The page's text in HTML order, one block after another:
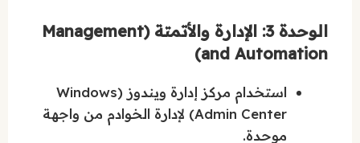
الوحدة 3: الإدارة والأتمتة (Management
and Automation)
استخدام مركز إدارة ويندوز (Windows
Admin Center) لإدارة الخوادم من واجهة
موحدة.